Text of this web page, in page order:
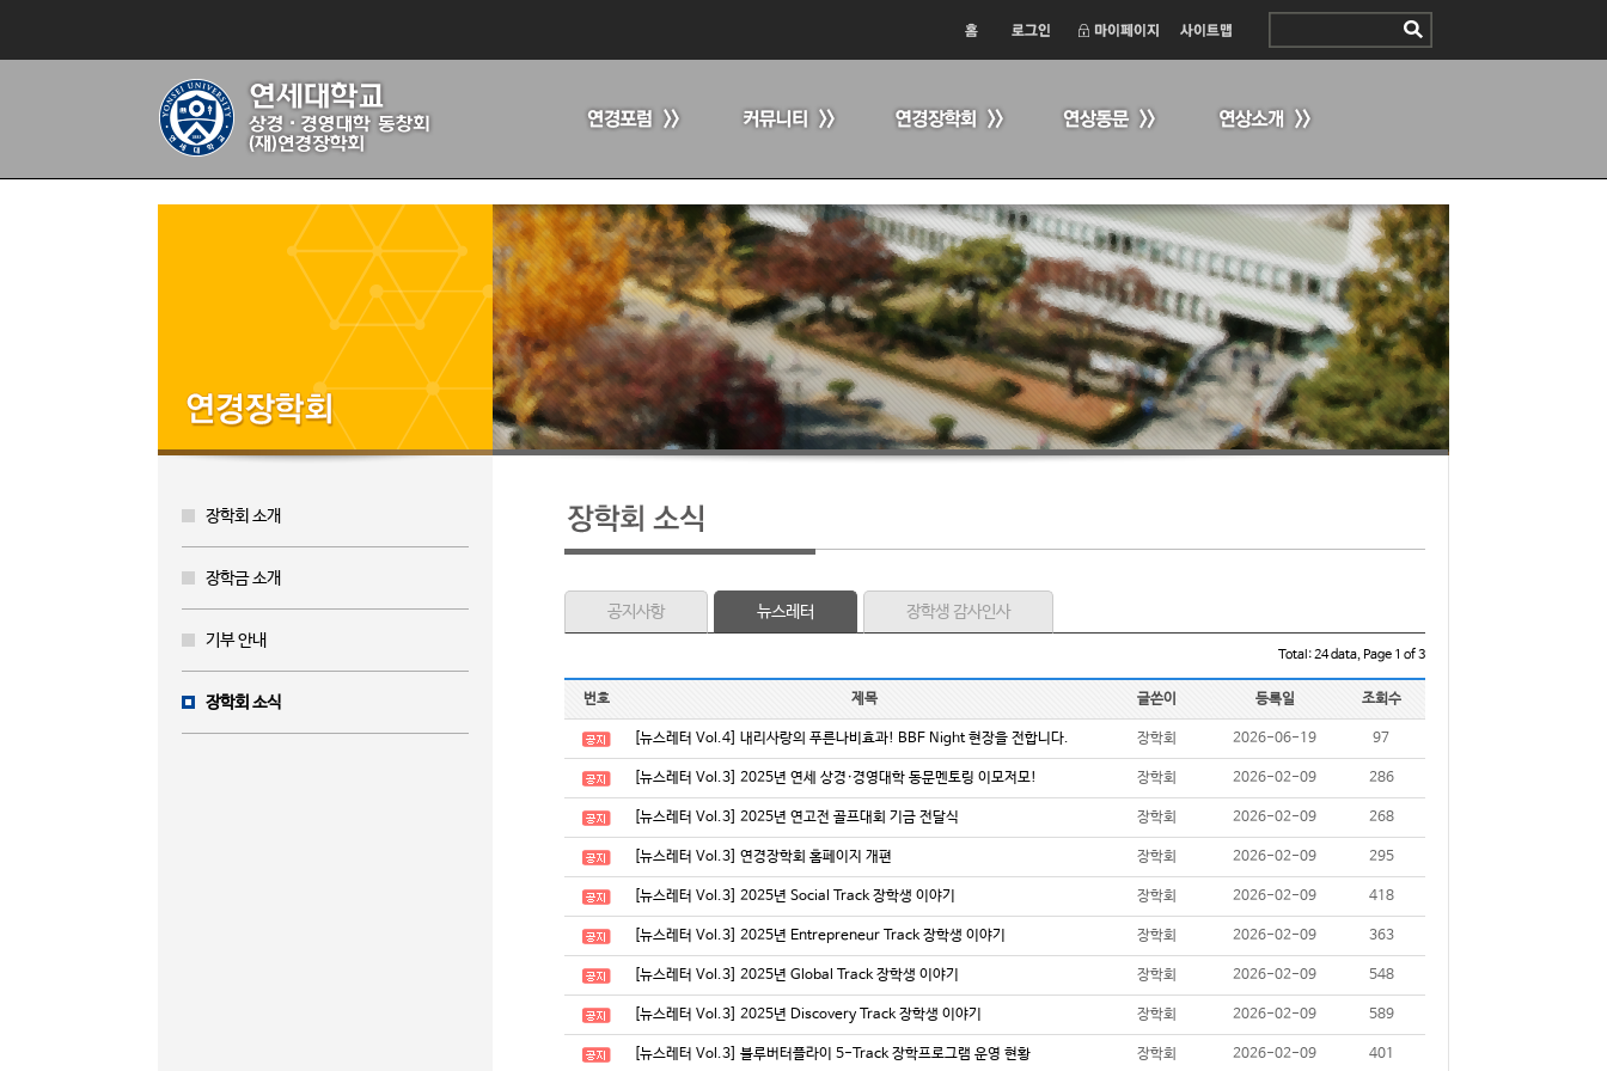
장학회 소개
장학금 소개
기부 안내
장학회 소식
공지사항 뉴스레터 장학생 감사인사
Total: 24 data, Page 1 of 3
번호 제목 글쓴이 등록일 조회수
[뉴스레터 Vol.4] 내리사랑의 푸른나비효과! BBF Night 현장을 전합니다. 장학회 2026-06-19 97
[뉴스레터 Vol.3] 2025년 연세 상경·경영대학 동문멘토링 이모저모! 장학회 2026-02-09 286
[뉴스레터 Vol.3] 2025년 연고전 골프대회 기금 전달식 장학회 2026-02-09 268
[뉴스레터 Vol.3] 연경장학회 홈페이지 개편 장학회 2026-02-09 295
[뉴스레터 Vol.3] 2025년 Social Track 장학생 이야기 장학회 2026-02-09 418
[뉴스레터 Vol.3] 2025년 Entrepreneur Track 장학생 이야기 장학회 2026-02-09 363
[뉴스레터 Vol.3] 2025년 Global Track 장학생 이야기 장학회 2026-02-09 548
[뉴스레터 Vol.3] 2025년 Discovery Track 장학생 이야기 장학회 2026-02-09 589
[뉴스레터 Vol.3] 블루버터플라이 5-Track 장학프로그램 운영 현황 장학회 2026-02-09 401